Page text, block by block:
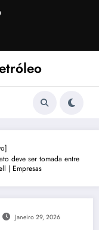
deve ser tomada entre
| Empresas
Janeiro 29, 2026